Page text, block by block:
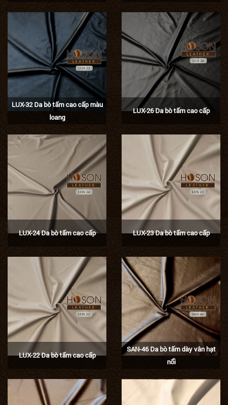
LUX-32 Da bò tấm cao cấp màu
loang
LUX-26 Da bò tấm cao cấp
LUX-24 Da bò tấm cao cấp LUX-23 Da bò tấm cao cấp
LUX-22 Da bò tấm cao cấp
SAN-46 Da bò tấm dày vân hạt
nổi